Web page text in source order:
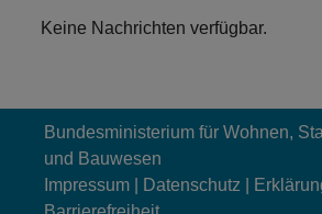
Keine Nachrichten verfügbar.
Bundesministerium für Wohnen,
und Bauwesen
Impressum
Datenschutz